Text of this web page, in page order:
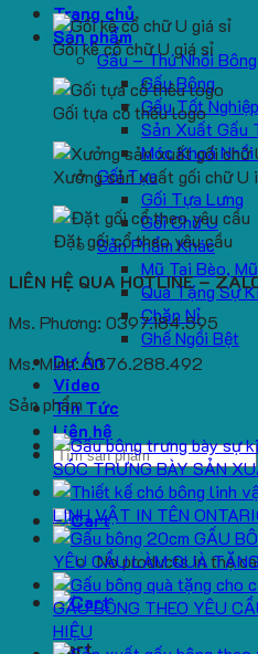
Trang chủ
Sản phẩm
Gấu – Thú Nhồi Bông
Gấu Bông
Gấu Tốt Nghiệp
Sản Xuất Gấu
Móc Khoá
Gối Tựa
Gối Tựa Lưng
Gối Chữ U
Sản Phẩm Khác
Mũ Tai Bèo,
Quà Tặng Sự
Chăn Nỉ
Ghế Ngồi Bệt
Dự Án
Video
Tin Tức
Liên hệ
Search
for:
No products in the
Cart
Gối kê cổ chữ U giá sỉ
Gối tựa cổ thêu logo
Xưởng sản xuất gối chữ U
Đặt gối cổ theo yêu cầu
LIÊN HỆ QUA HOTLINE –
Ms. Phương: 0397.184.595
Ms. Minh: 0376.288.492
Sản phẩm
SÓC TRƯNG BÀY SẢN
LINH VẬT IN TÊN
GẤU
YÊU CẦU LÀM QUÀ
GẤU BÔNG THEO YÊU
HIỆU